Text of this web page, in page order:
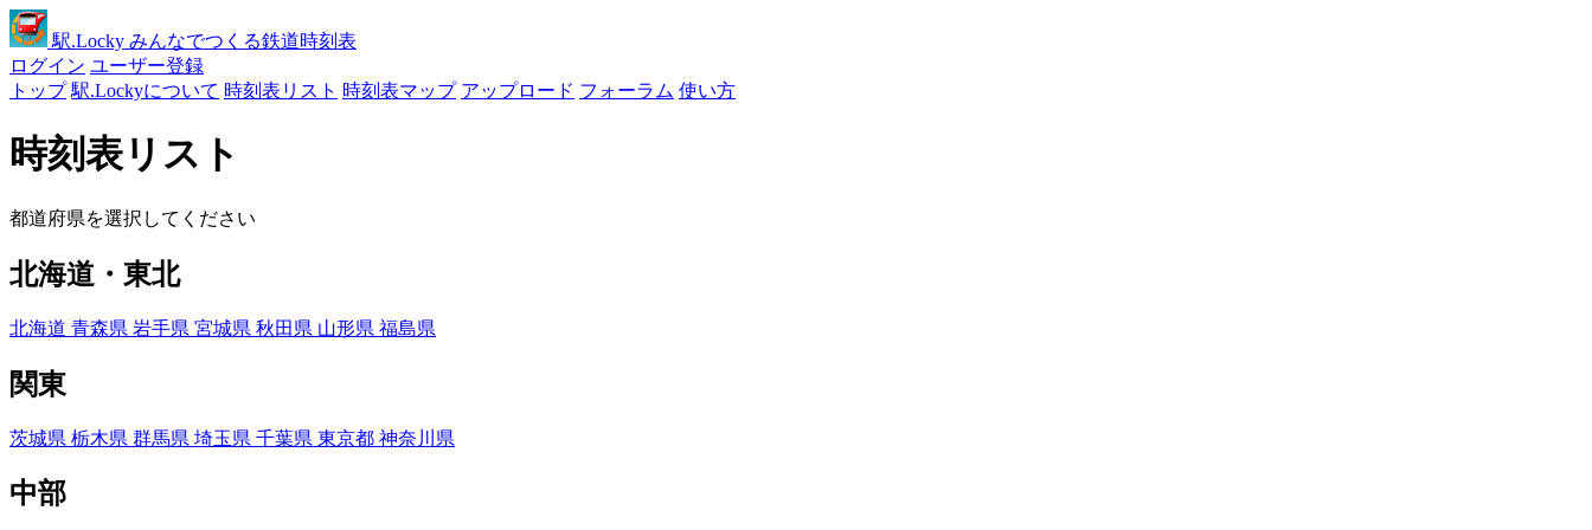
駅.Locky みんなでつくる鉄道時刻表
ログイン ユーザー登録
トップ 駅.Lockyについて 時刻表リスト 時刻表マップ アップロード フォーラム 使い方
時刻表リスト
都道府県を選択してください
北海道・東北
北海道 青森県 岩手県 宮城県 秋田県 山形県 福島県
関東
茨城県 栃木県 群馬県 埼玉県 千葉県 東京都 神奈川県
中部